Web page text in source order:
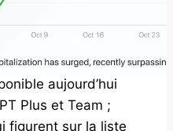
aujourd’hui
Plus et Team ;
figurent sur la liste